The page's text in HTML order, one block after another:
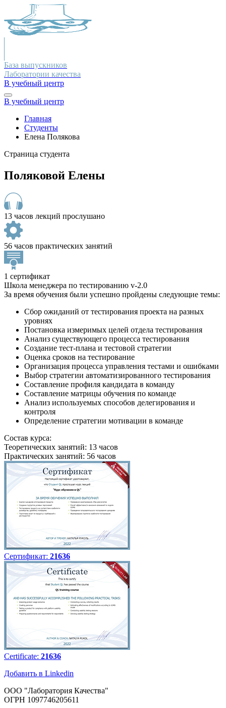
База выпускников
Лаборатории качества
В учебный центр
В учебный центр
Главная
Студенты
Елена Полякова
Страница студента
Поляковой Елены
13 часов лекций прослушано
56 часов практических занятий
1 сертификат
Школа менеджера по тестированию v-2.0
За время обучения были успешно пройдены следующие темы:
Сбор ожиданий от тестирования проекта на разных
уровнях
Постановка измеримых целей отдела тестирования
Анализ существующего процесса тестирования
Создание тест-плана и тестовой стратегии
Оценка сроков на тестирование
Организация процесса управления тестами и ошибками
Выбор стратегии автоматизированного тестирования
Составление профиля кандидата в команду
Составление матрицы обучения по команде
Анализ используемых способов делегирования и
контроля
Определение стратегии мотивации в команде
Состав курса:
Теоретических занятий: 13 часов
Практических занятий: 56 часов
Сертификат: 21636
Certificate: 21636
Добавить в Linkedin
ООО "Лаборатория Качества"
ОГРН 1097746205611